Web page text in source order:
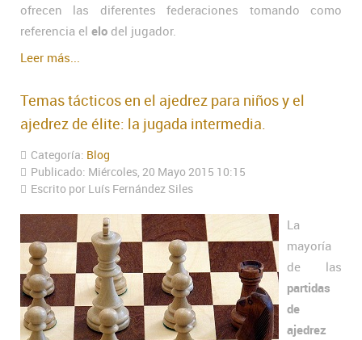
ofrecen las diferentes federaciones tomando como
referencia el elo del jugador.
Leer más...
Temas tácticos en el ajedrez para niños y el
ajedrez de élite: la jugada intermedia.
Categoría: Blog
Publicado: Miércoles, 20 Mayo 2015 10:15
Escrito por Luís Fernández Siles
La
mayoría
de las
partidas
de
ajedrez